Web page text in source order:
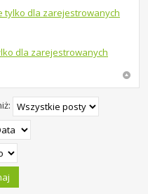
tylko dla zarejestrowanych
dla zarejestrowanych